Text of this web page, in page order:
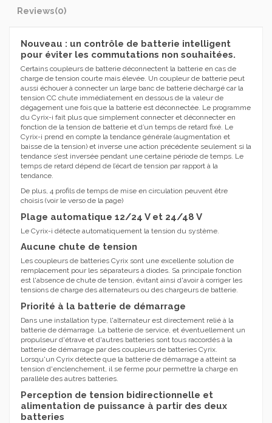
Reviews(0)
Nouveau : un contrôle de batterie intelligent
pour éviter les commutations non souhaitées.
Certains coupleurs de batterie déconnectent la batterie en cas de
charge de tension courte mais élevée. Un coupleur de batterie peut
aussi échouer à connecter un large banc de batterie déchargé car la
tension CC chute immédiatement en dessous de la valeur de
dégagement une fois que la batterie est déconnectée. Le programme
du Cyrix-i fait plus que simplement connecter et déconnecter en
fonction de la tension de batterie et d’un temps de retard fixé. Le
Cyrix-i prend en compte la tendance générale (augmentation et
baisse de la tension) et inverse une action précédente seulement si la
tendance s’est inversée pendant une certaine période de temps. Le
temps de retard dépend de l’écart de tension par rapport à la
tendance.
De plus, 4 profils de temps de mise en circulation peuvent être
choisis (voir le verso de la page)
Plage automatique 12/24 V et 24/48 V
Le Cyrix-i détecte automatiquement la tension du système.
Aucune chute de tension
Les coupleurs de batteries Cyrix sont une excellente solution de
remplacement pour les séparateurs à diodes. Sa principale fonction
est l'absence de chute de tension, évitant ainsi d'avoir à corriger les
tensions de charge des alternateurs ou des chargeurs de batterie.
Priorité à la batterie de démarrage
Dans une installation type, l'alternateur est directement relié à la
batterie de démarrage. La batterie de service, et éventuellement un
propulseur d'étrave et d'autres batteries sont tous raccordés à la
batterie de démarrage par des coupleurs de batteries Cyrix.
Lorsqu'un Cyrix détecte que la batterie de démarrage a atteint sa
tension d'enclenchement, il se ferme pour permettre la charge en
parallèle des autres batteries.
Perception de tension bidirectionnelle et
alimentation de puissance à partir des deux
batteries